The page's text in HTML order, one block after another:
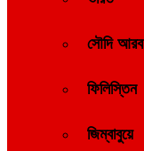
সৌদি আরব
ফিলিস্তিন
জিম্বাবুয়ে